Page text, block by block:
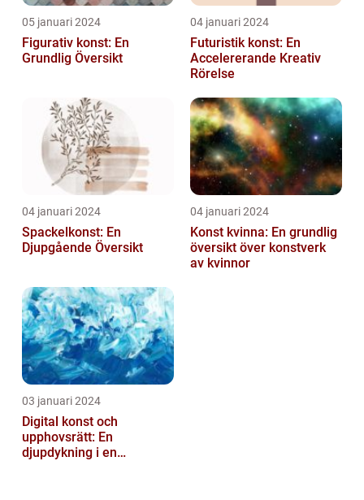
05 januari 2024
Figurativ konst: En
Grundlig Översikt
04 januari 2024
Futuristik konst: En
Accelererande Kreativ
Rörelse
04 januari 2024
Spackelkonst: En
Djupgående Översikt
04 januari 2024
Konst kvinna: En grundlig
översikt över konstverk
av kvinnor
03 januari 2024
Digital konst och
upphovsrätt: En
djupdykning i en